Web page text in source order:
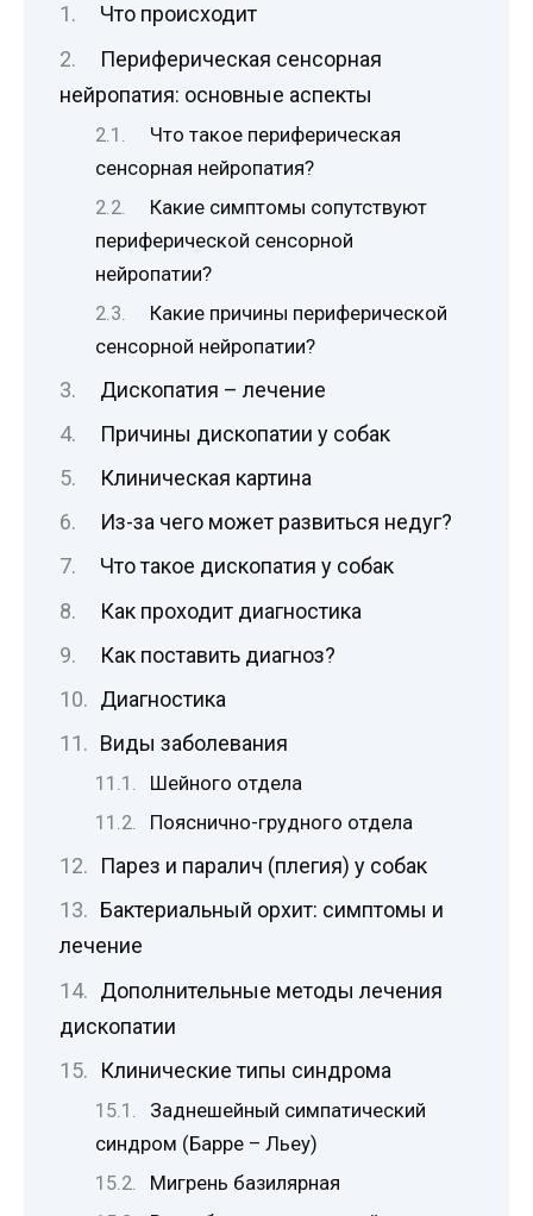
Что происходит
Периферическая сенсорная
нейропатия: основные аспекты
Что такое периферическая
сенсорная нейропатия?
Какие симптомы сопутствуют
периферической сенсорной
нейропатии?
Какие причины периферической
сенсорной нейропатии?
Дископатия – лечение
Причины дископатии у собак
Клиническая картина
Из-за чего может развиться недуг?
Что такое дископатия у собак
Как проходит диагностика
Как поставить диагноз?
Диагностика
Виды заболевания
Шейного отдела
Пояснично-грудного отдела
Парез и паралич (плегия) у собак
Бактериальный орхит: симптомы и
лечение
Дополнительные методы лечения
дископатии
Клинические типы синдрома
Заднешейный симпатический
синдром (Барре – Льеу)
Мигрень базилярная